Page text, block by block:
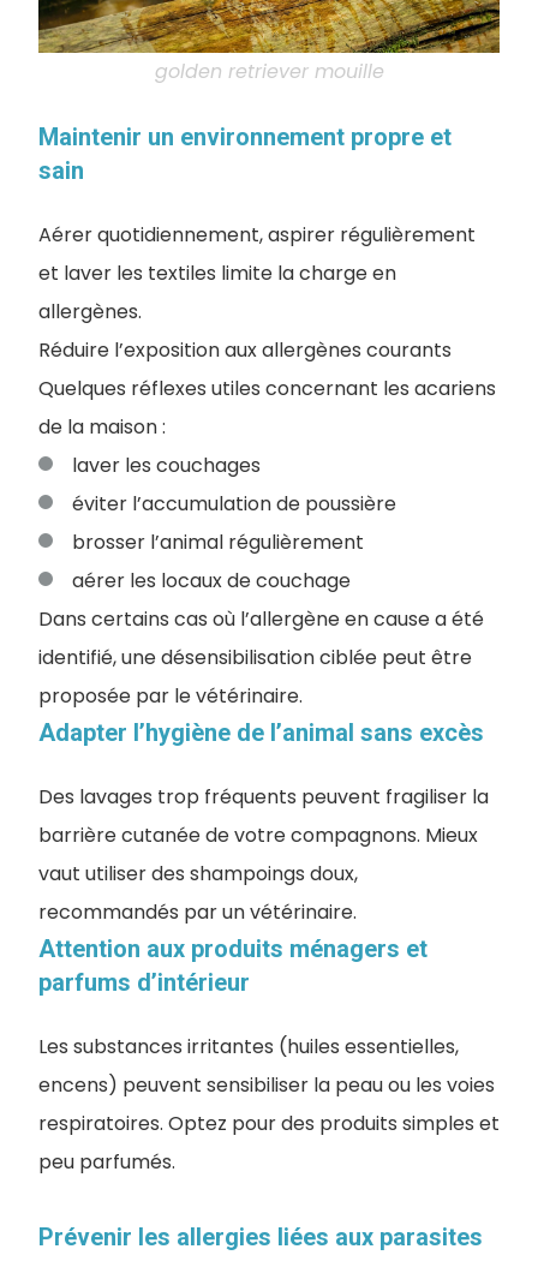
golden retriever mouille
Maintenir un environnement propre et
sain
Aérer quotidiennement, aspirer régulièrement
et laver les textiles limite la charge en
allergènes.
Réduire l’exposition aux allergènes courants
Quelques réflexes utiles concernant les acariens
de la maison :
laver les couchages
éviter l’accumulation de poussière
brosser l’animal régulièrement
aérer les locaux de couchage
Dans certains cas où l’allergène en cause a été
identifié, une désensibilisation ciblée peut être
proposée par le vétérinaire.
Adapter l’hygiène de l’animal sans excès
Des lavages trop fréquents peuvent fragiliser la
barrière cutanée de votre compagnons. Mieux
vaut utiliser des shampoings doux,
recommandés par un vétérinaire.
Attention aux produits ménagers et
parfums d’intérieur
Les substances irritantes (huiles essentielles,
encens) peuvent sensibiliser la peau ou les voies
respiratoires. Optez pour des produits simples et
peu parfumés.
Prévenir les allergies liées aux parasites